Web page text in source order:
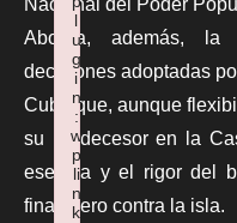
Aborda, además,
decisiones adoptadas
Cuba que, aunque
su predecesor en la
esencia y el rigor del
financiero contra la isla.
l
u
g
i
n
:
w
p
li
n
k